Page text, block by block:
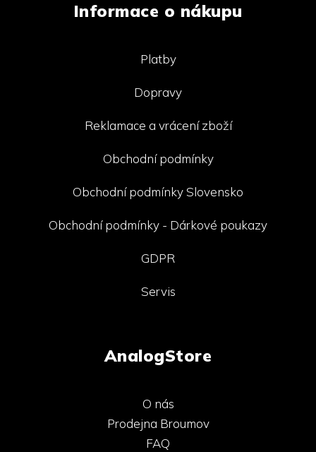
Informace o nákupu
Platby
Dopravy
Reklamace a vrácení zboží
Obchodní podmínky
Obchodní podmínky Slovensko
Obchodní podmínky - Dárkové poukazy
GDPR
Servis
AnalogStore
O nás
Prodejna Broumov
FAQ